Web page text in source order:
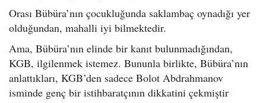
Orası Bübüra’nın çocukluğunda saklambaç oynadığı yer
olduğundan, mahalli iyi bilmektedir.
Ama, Bübüra’nın elinde bir kanıt bulunmadığından,
KGB, ilgilenmek istemez. Bununla birlikte, Bübüra’nın
anlattıkları, KGB’den sadece Bolot Abdrahmanov
isminde genç bir istihbaratçının dikkatini çekmiştir